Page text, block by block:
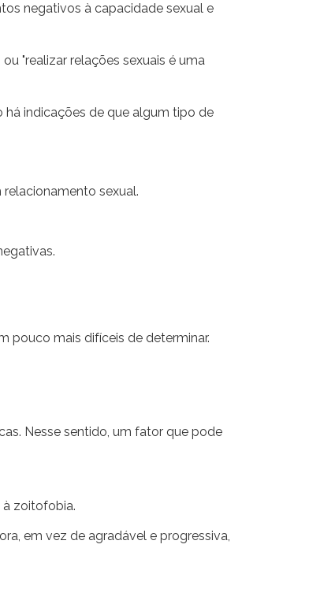
negativos à capacidade sexual e
"realizar relações sexuais é uma
indicações de que algum tipo de
sexual.
pouco mais difíceis de determinar.
Nesse sentido, um fator que pode
zoitofobia.
em vez de agradável e progressiva,